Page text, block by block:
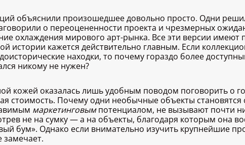
объяснили произошедшее довольно просто. Одни
о переоцененности проекта и чрезмерных
охлаждения мирового арт-рынка. Все эти версии имеют
истории кажется действительно главным. Если
находки, то почему гораздо более
никому не нужен?
кожей оказалась лишь удобным поводом поговорить о
стоимость. Почему одни необычные объекты
маркетинговымпотенциалом, не вызывают почти
не на сумку — а на объекты, благодаря которым она
бум». Однако если внимательно изучить крупнейшие
замечает.